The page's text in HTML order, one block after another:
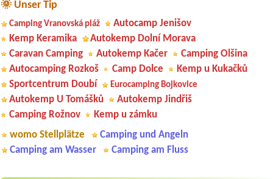
🌞 Unser Tip
Camping Vranovská pláž
Autocamp Jenišov
Kemp Keramika
Autokemp Dolní Morava
Caravan Camping
Autokemp Kačer
Camping Olšina
Autocamping Rozkoš
Camp Dolce
Kemp u Kukačků
Sportcentrum Doubí
Eurocamping Bojkovice
Autokemp U Tomášků
Autokemp Jindřiš
Camping Rožnov
Kemp u zámku
womo Stellplätze
Camping und Angeln
Camping am Wasser
Camping am Fluss